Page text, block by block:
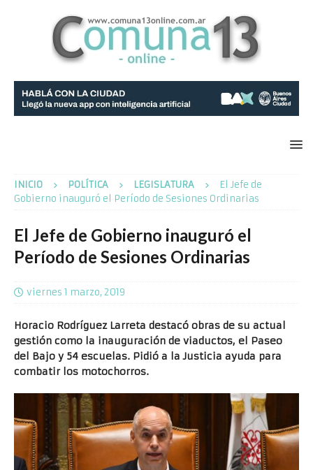
INICIO POLÍTICA LEGISLATURA
El Jefe de
Gobierno inauguró el Período de Sesiones Ordinarias
El Jefe de Gobierno inauguró el
Período de Sesiones Ordinarias
viernes 1 marzo, 2019
Horacio Rodríguez Larreta destacó obras de su actual
gestión como la inauguración de viaductos, el Paseo
del Bajo y 54 escuelas. Pidió a la Justicia ayuda para
combatir los motochorros.